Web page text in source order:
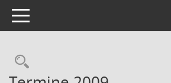
Toggle navigation
Rechercheauswahl